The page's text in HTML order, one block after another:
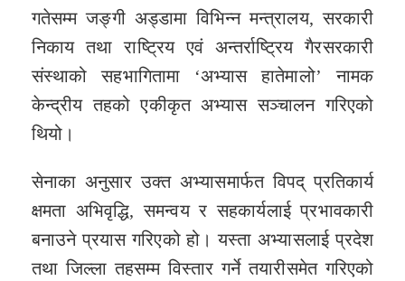
गतेसम्म जङ्गी अड्डामा विभिन्न मन्त्रालय, सरकारी
निकाय तथा राष्ट्रिय एवं अन्तर्राष्ट्रिय गैरसरकारी
संस्थाको सहभागितामा ‘अभ्यास हातेमालो’ नामक
केन्द्रीय तहको एकीकृत अभ्यास सञ्चालन गरिएको
थियो।
सेनाका अनुसार उक्त अभ्यासमार्फत विपद् प्रतिकार्य
क्षमता अभिवृद्धि, समन्वय र सहकार्यलाई प्रभावकारी
बनाउने प्रयास गरिएको हो। यस्ता अभ्यासलाई प्रदेश
तथा जिल्ला तहसम्म विस्तार गर्ने तयारीसमेत गरिएको